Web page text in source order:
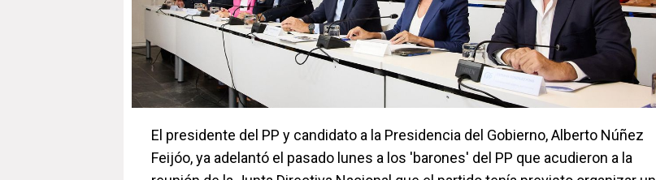
El presidente del PP y candidato a la Presidencia del Gobierno, Alberto Núñez
Feijóo, ya adelantó el pasado lunes a los 'barones' del PP que acudieron a la